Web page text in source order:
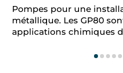
Pompes pour une
métallique. Les GP80
applications chimiques